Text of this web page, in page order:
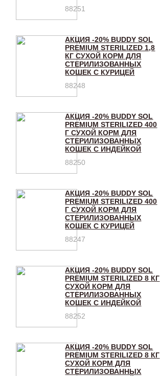
88251
АКЦИЯ -20% BUDDY SOL
PREMIUM STERILIZED 1,8
КГ СУХОЙ КОРМ ДЛЯ
СТЕРИЛИЗОВАННЫХ
КОШЕК С КУРИЦЕЙ
88248
АКЦИЯ -20% BUDDY SOL
PREMIUM STERILIZED 400
Г СУХОЙ КОРМ ДЛЯ
СТЕРИЛИЗОВАННЫХ
КОШЕК С ИНДЕЙКОЙ
88250
АКЦИЯ -20% BUDDY SOL
PREMIUM STERILIZED 400
Г СУХОЙ КОРМ ДЛЯ
СТЕРИЛИЗОВАННЫХ
КОШЕК С КУРИЦЕЙ
88247
АКЦИЯ -20% BUDDY SOL
PREMIUM STERILIZED 8 КГ
СУХОЙ КОРМ ДЛЯ
СТЕРИЛИЗОВАННЫХ
КОШЕК С ИНДЕЙКОЙ
88252
АКЦИЯ -20% BUDDY SOL
PREMIUM STERILIZED 8 КГ
СУХОЙ КОРМ ДЛЯ
СТЕРИЛИЗОВАННЫХ